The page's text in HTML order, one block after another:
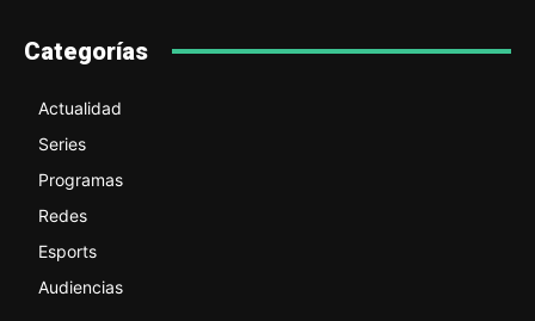
Categorías
Actualidad
Series
Programas
Redes
Esports
Audiencias